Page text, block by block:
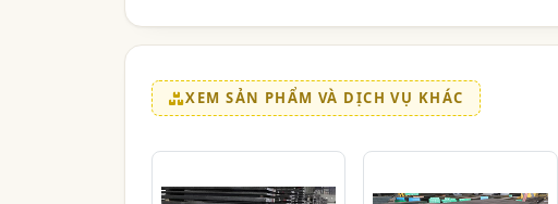
XEM SẢN PHẨM VÀ DỊCH VỤ KHÁC